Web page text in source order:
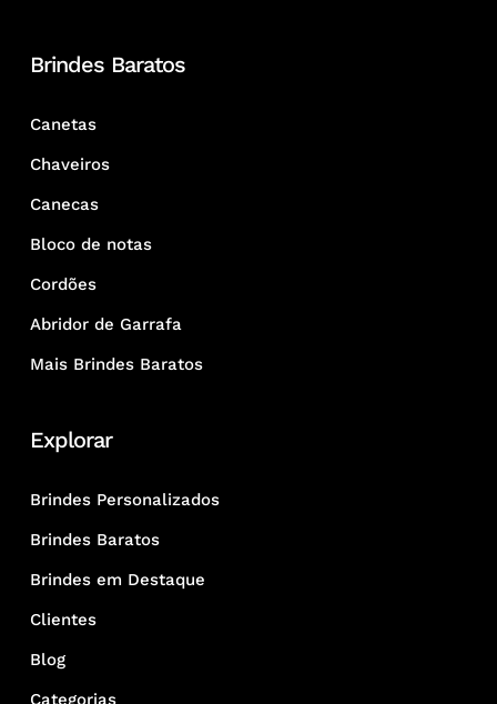
Brindes Baratos
Canetas
Chaveiros
Canecas
Bloco de notas
Cordões
Abridor de Garrafa
Mais Brindes Baratos
Explorar
Brindes Personalizados
Brindes Baratos
Brindes em Destaque
Clientes
Blog
Categorias